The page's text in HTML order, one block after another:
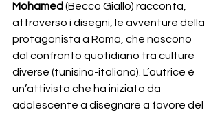
Mohamed (Becco Giallo) racconta,
attraverso i disegni, le avventure della
protagonista a Roma, che nascono
dal confronto quotidiano tra culture
diverse (tunisina-italiana). L’autrice è
un’attivista che ha iniziato da
adolescente a disegnare a favore del